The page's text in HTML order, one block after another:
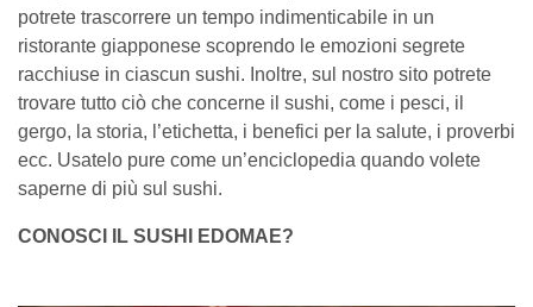
potrete trascorrere un tempo indimenticabile in un
ristorante giapponese scoprendo le emozioni segrete
racchiuse in ciascun sushi. Inoltre, sul nostro sito potrete
trovare tutto ciò che concerne il sushi, come i pesci, il
gergo, la storia, l’etichetta, i benefici per la salute, i proverbi
ecc. Usatelo pure come un’enciclopedia quando volete
saperne di più sul sushi.
CONOSCI IL SUSHI EDOMAE?